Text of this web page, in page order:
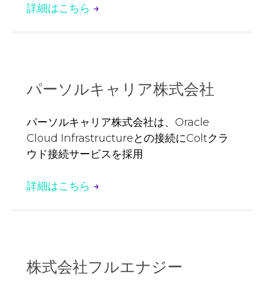
詳細はこちら →
パーソルキャリア株式会社
パーソルキャリア株式会社は、Oracle
Cloud Infrastructureとの接続にColtクラ
ウド接続サービスを採用
詳細はこちら →
株式会社フルエナジー